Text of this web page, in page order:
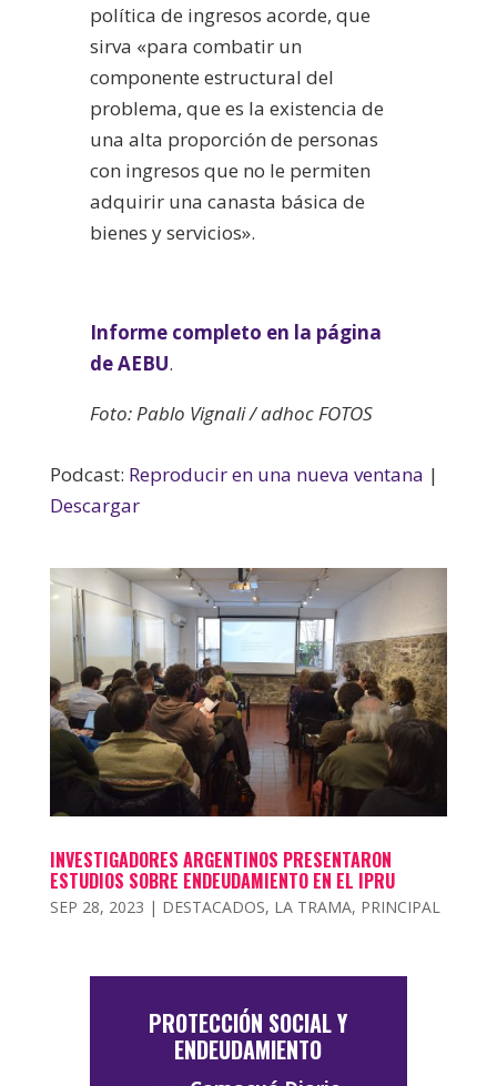
política de ingresos acorde, que
sirva «para combatir un
componente estructural del
problema, que es la existencia de
una alta proporción de personas
con ingresos que no le permiten
adquirir una canasta básica de
bienes y servicios».
Informe completo en la página
de AEBU.
Foto: Pablo Vignali / adhoc FOTOS
Podcast: Reproducir en una nueva ventana |
Descargar
INVESTIGADORES ARGENTINOS PRESENTARON
ESTUDIOS SOBRE ENDEUDAMIENTO EN EL IPRU
SEP 28, 2023 | DESTACADOS, LA TRAMA, PRINCIPAL
PROTECCIÓN SOCIAL Y
ENDEUDAMIENTO